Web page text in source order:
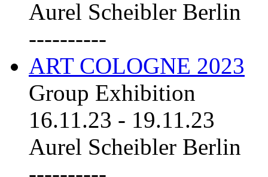
Aurel Scheibler Berlin
----------
ART COLOGNE 2023
Group Exhibition
16.11.23 - 19.11.23
Aurel Scheibler Berlin